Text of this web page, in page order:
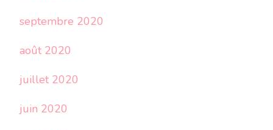
septembre 2020
août 2020
juillet 2020
juin 2020